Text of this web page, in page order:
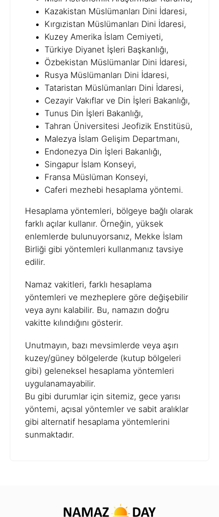
Kazakistan Müslümanları Dini İdaresi,
Kırgızistan Müslümanları Dini İdaresi,
Kuzey Amerika İslam Cemiyeti,
Türkiye Diyanet İşleri Başkanlığı,
Özbekistan Müslümanlar Dini İdaresi,
Rusya Müslümanları Dini İdaresi,
Tataristan Müslümanları Dini İdaresi,
Cezayir Vakıflar ve Din İşleri Bakanlığı,
Tunus Din İşleri Bakanlığı,
Tahran Üniversitesi Jeofizik Enstitüsü,
Malezya İslam Gelişim Departmanı,
Endonezya Din İşleri Bakanlığı,
Singapur İslam Konseyi,
Fransa Müslüman Konseyi,
Caferi mezhebi hesaplama yöntemi.
Hesaplama yöntemleri, bölgeye bağlı olarak
farklı açılar kullanır. Örneğin, yüksek
enlemlerde bulunuyorsanız, Mekke İslam
Birliği gibi yöntemleri kullanmanız tavsiye
edilir.
Namaz vakitleri, farklı hesaplama
yöntemleri ve mezheplere göre değişebilir
veya aynı kalabilir. Bu, namazın doğru
vakitte kılındığını gösterir.
Unutmayın, bazı mevsimlerde veya aşırı
kuzey/güney bölgelerde (kutup bölgeleri
gibi) geleneksel hesaplama yöntemleri
uygulanamayabilir.
Bu gibi durumlar için sitemiz, gece yarısı
yöntemi, açısal yöntemler ve sabit aralıklar
gibi alternatif hesaplama yöntemlerini
sunmaktadır.